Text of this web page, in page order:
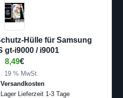
Hülle für Samsung
gt-i9000 / i9001
8,49€
19 % MwSt.
Versandkosten
Lieferzeit 1-3 Tage